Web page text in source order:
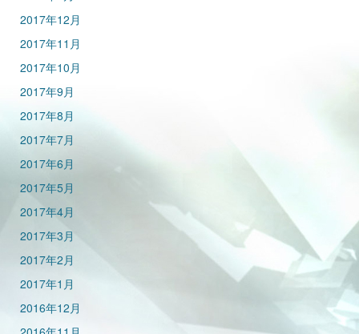
2017年12月
2017年11月
2017年10月
2017年9月
2017年8月
2017年7月
2017年6月
2017年5月
2017年4月
2017年3月
2017年2月
2017年1月
2016年12月